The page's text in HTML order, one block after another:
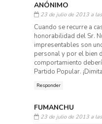
ANÓNIMO
23 de julio de 2013 a
Cuando se recurre a
honorabilidad del Sr.
impresentables son
personal y por el bien
comportamiento
Partido Popular.
Responder
FUMANCHU
23 de julio de 2013 a